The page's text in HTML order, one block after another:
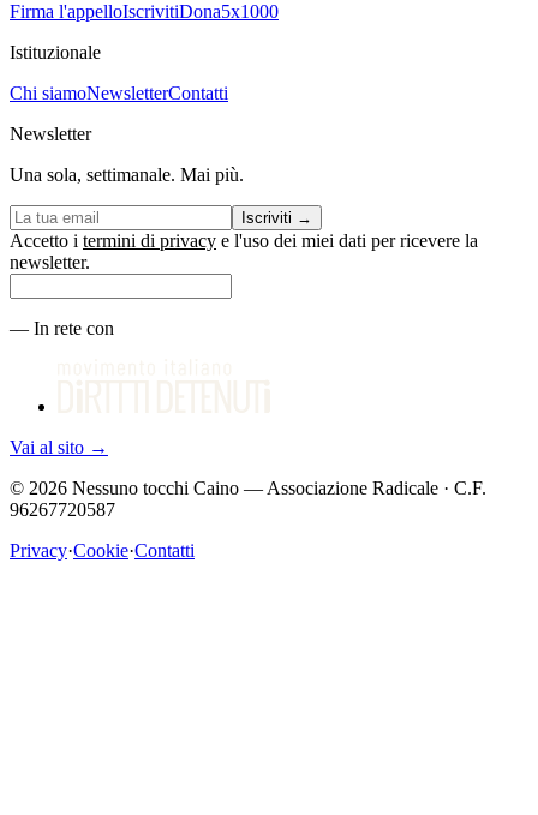
Firma l'appelloIscrivitiDona5x1000
Istituzionale
Chi siamoNewsletterContatti
Newsletter
Una sola, settimanale. Mai più.
Iscriviti →
Accetto i termini di privacy e l'uso dei miei dati per ricevere la
newsletter.
— In rete con
Vai al sito →
© 2026 Nessuno tocchi Caino — Associazione Radicale · C.F.
96267720587
Privacy·Cookie·Contatti